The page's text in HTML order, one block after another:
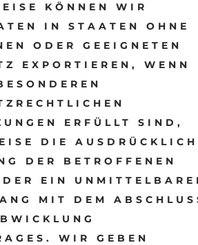
KÖNNEN WIR
IN STAATEN OHNE
ODER GEEIGNETEN
EXPORTIEREN, WENN
ERFÜLLT SIND,
DIE
DER BETROFFENEN
EIN
MIT DEM
WIR GEBEN